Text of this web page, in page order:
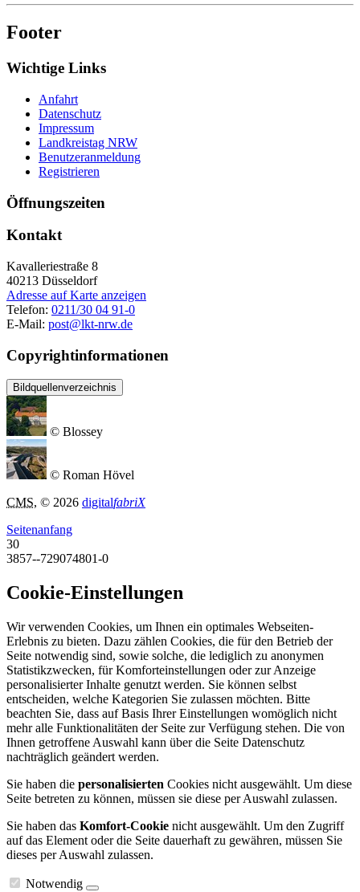
Footer
Wichtige Links
Anfahrt
Datenschutz
Impressum
Landkreistag NRW
Benutzeranmeldung
Registrieren
Öffnungszeiten
Kontakt
Kavalleriestraße 8
40213 Düsseldorf
Adresse auf Karte anzeigen
Telefon: 0211/30 04 91-0
E-Mail: post@lkt-nrw.de
Copyrightinformationen
Bildquellenverzeichnis
© Blossey
© Roman Hövel
CMS, © 2026 digitalfabriX
Seitenanfang
30
3857--729074801-0
Cookie-Einstellungen
Wir verwenden Cookies, um Ihnen ein optimales Webseiten-
Erlebnis zu bieten. Dazu zählen Cookies, die für den Betrieb der
Seite notwendig sind, sowie solche, die lediglich zu anonymen
Statistikzwecken, für Komforteinstellungen oder zur Anzeige
personalisierter Inhalte genutzt werden. Sie können selbst
entscheiden, welche Kategorien Sie zulassen möchten. Bitte
beachten Sie, dass auf Basis Ihrer Einstellungen womöglich nicht
mehr alle Funktionalitäten der Seite zur Verfügung stehen. Die von
Ihnen getroffene Auswahl kann über die Seite Datenschutz
nachträglich geändert werden.
Sie haben die personalisierten Cookies nicht ausgewählt. Um diese
Seite betreten zu können, müssen sie diese per Auswahl zulassen.
Sie haben das Komfort-Cookie nicht ausgewählt. Um den Zugriff
auf das Element oder die Seite dauerhaft zu gewähren, müssen Sie
dieses per Auswahl zulassen.
Notwendig